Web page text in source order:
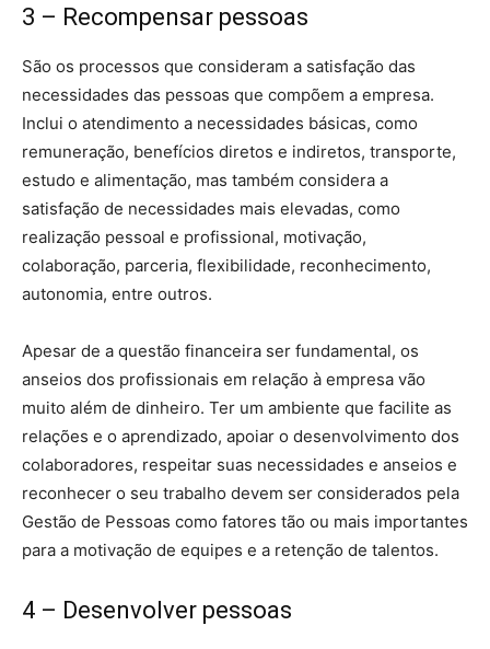
3 – Recompensar pessoas
São os processos que consideram a satisfação das
necessidades das pessoas que compõem a empresa.
Inclui o atendimento a necessidades básicas, como
remuneração, benefícios diretos e indiretos, transporte,
estudo e alimentação, mas também considera a
satisfação de necessidades mais elevadas, como
realização pessoal e profissional, motivação,
colaboração, parceria, flexibilidade, reconhecimento,
autonomia, entre outros.
Apesar de a questão financeira ser fundamental, os
anseios dos profissionais em relação à empresa vão
muito além de dinheiro. Ter um ambiente que facilite as
relações e o aprendizado, apoiar o desenvolvimento dos
colaboradores, respeitar suas necessidades e anseios e
reconhecer o seu trabalho devem ser considerados pela
Gestão de Pessoas como fatores tão ou mais importantes
para a motivação de equipes e a retenção de talentos.
4 – Desenvolver pessoas